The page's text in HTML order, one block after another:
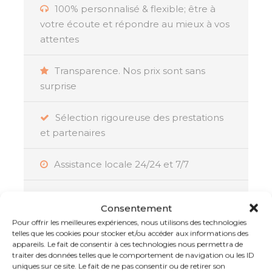
Consentement
Pour offrir les meilleures expériences, nous utilisons des technologies
telles que les cookies pour stocker et/ou accéder aux informations des
appareils. Le fait de consentir à ces technologies nous permettra de
traiter des données telles que le comportement de navigation ou les ID
uniques sur ce site. Le fait de ne pas consentir ou de retirer son
100% personnalisé & flexible; être à
votre écoute et répondre au mieux à vos
attentes
Transparence. Nos prix sont sans
surprise
Sélection rigoureuse des prestations
et partenaires
Assistance locale 24/24 et 7/7
Membre de l’APST, Atout France et IATA
Résumé
Lanka et les Maldives, lors d’unvoyage
combiné de luxe
exceptionnel est idéal pour les voyageurs en
Commencez votre aventure au Sri Lanka, où
des visites enrichissantes àColombo,
Negombo, Pinnawela, Dambulla et Sigiriya
vous permettront de découvrir des trésors